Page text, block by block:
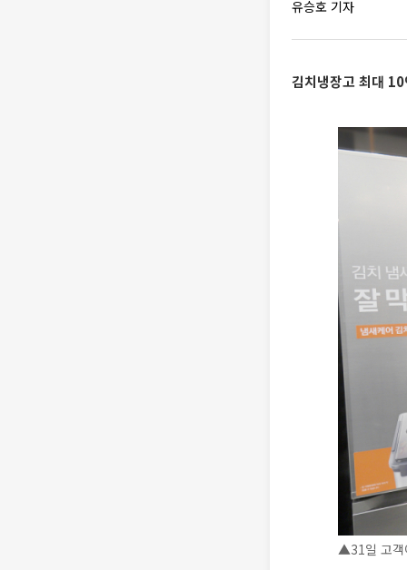
유승호 기자
김치냉장고 최대
▲31일 고객